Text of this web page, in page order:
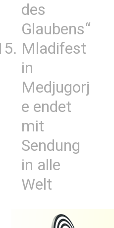
des
Glaubens“
Mladifest
in
Medjugorj
e endet
mit
Sendung
in alle
Welt